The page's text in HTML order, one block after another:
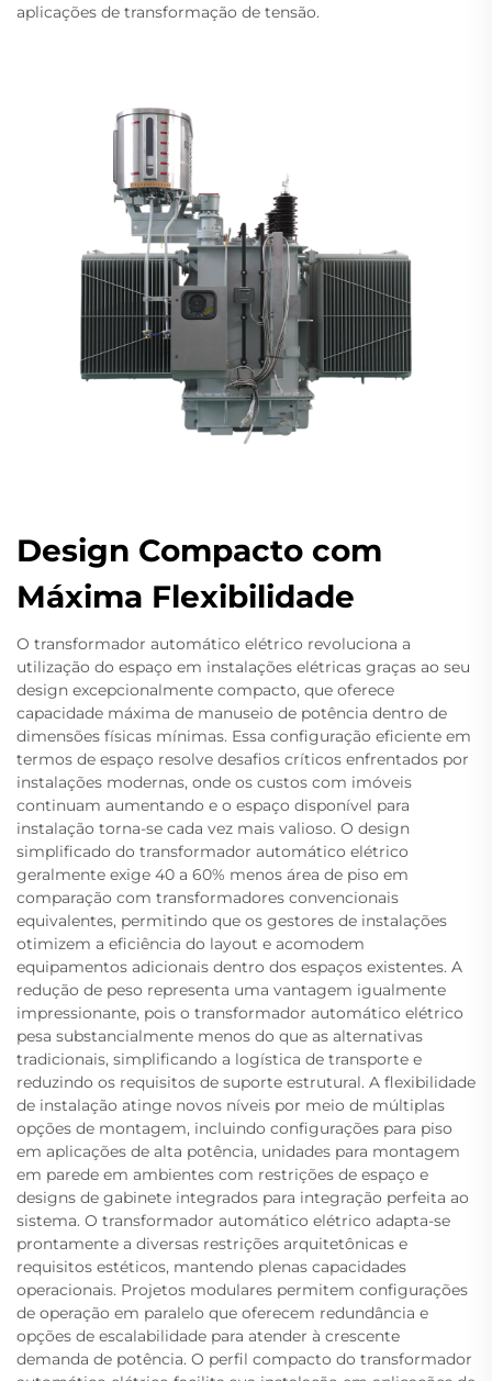
aplicações de transformação de tensão.
Design Compacto com
Máxima Flexibilidade
O transformador automático elétrico revoluciona a
utilização do espaço em instalações elétricas graças ao seu
design excepcionalmente compacto, que oferece
capacidade máxima de manuseio de potência dentro de
dimensões físicas mínimas. Essa configuração eficiente em
termos de espaço resolve desafios críticos enfrentados por
instalações modernas, onde os custos com imóveis
continuam aumentando e o espaço disponível para
instalação torna-se cada vez mais valioso. O design
simplificado do transformador automático elétrico
geralmente exige 40 a 60% menos área de piso em
comparação com transformadores convencionais
equivalentes, permitindo que os gestores de instalações
otimizem a eficiência do layout e acomodem
equipamentos adicionais dentro dos espaços existentes. A
redução de peso representa uma vantagem igualmente
impressionante, pois o transformador automático elétrico
pesa substancialmente menos do que as alternativas
tradicionais, simplificando a logística de transporte e
reduzindo os requisitos de suporte estrutural. A flexibilidade
de instalação atinge novos níveis por meio de múltiplas
opções de montagem, incluindo configurações para piso
em aplicações de alta potência, unidades para montagem
em parede em ambientes com restrições de espaço e
designs de gabinete integrados para integração perfeita ao
sistema. O transformador automático elétrico adapta-se
prontamente a diversas restrições arquitetônicas e
requisitos estéticos, mantendo plenas capacidades
operacionais. Projetos modulares permitem configurações
de operação em paralelo que oferecem redundância e
opções de escalabilidade para atender à crescente
demanda de potência. O perfil compacto do transformador